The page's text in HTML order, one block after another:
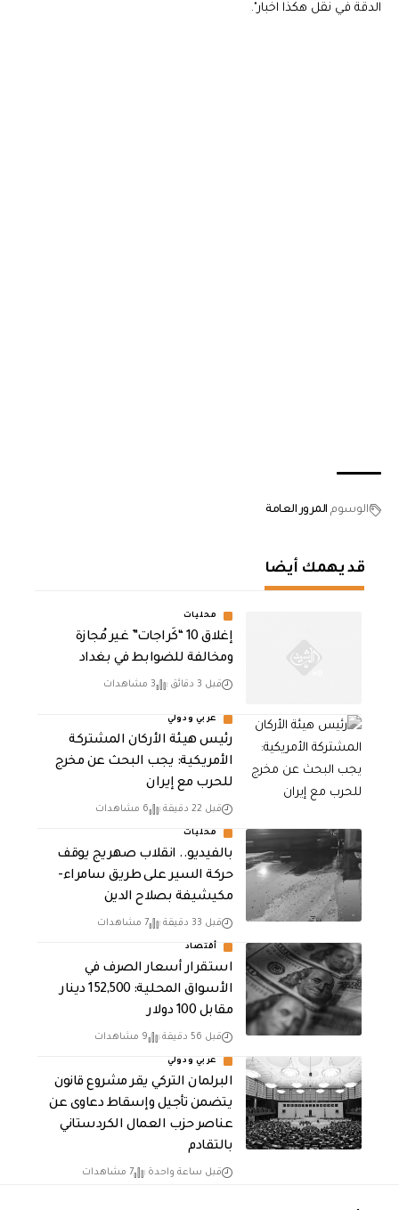
الدقة في نقل هكذا اخبار".
الوسوم المرور العامة
قد يهمك أيضا
محليات
إغلاق 10 “كَراجات” غير مُجازة
ومخالفة للضوابط في بغداد
قبل 3 دقائق 3 مشاهدات
عربي ودولي
رئيس هيئة الأركان المشتركة
الأمريكية: يجب البحث عن مخرج
للحرب مع إيران
قبل 22 دقيقة 6 مشاهدات
محليات
بالفيديو.. انقلاب صهريج يوقف
حركة السير على طريق سامراء-
مكيشيفة بصلاح الدين
قبل 33 دقيقة 7 مشاهدات
أقتصاد
استقرار أسعار الصرف في
الأسواق المحلية: 152,500 دينار
مقابل 100 دولار
قبل 56 دقيقة 9 مشاهدات
عربي ودولي
البرلمان التركي يقر مشروع قانون
يتضمن تأجيل وإسقاط دعاوى عن
عناصر حزب العمال الكردستاني
بالتقادم
قبل ساعة واحدة 7 مشاهدات